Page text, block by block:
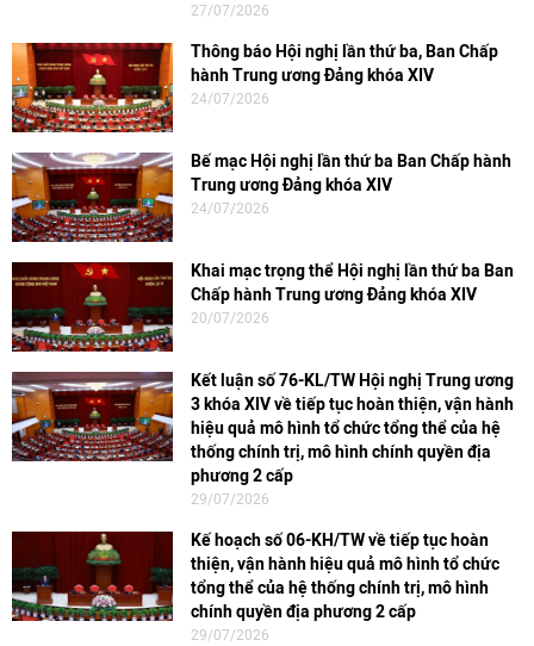
27/07/2026
Thông báo Hội nghị lần thứ ba, Ban Chấp
hành Trung ương Đảng khóa XIV
24/07/2026
Bế mạc Hội nghị lần thứ ba Ban Chấp hành
Trung ương Đảng khóa XIV
24/07/2026
Khai mạc trọng thể Hội nghị lần thứ ba Ban
Chấp hành Trung ương Đảng khóa XIV
20/07/2026
Kết luận số 76-KL/TW Hội nghị Trung ương
3 khóa XIV về tiếp tục hoàn thiện, vận hành
hiệu quả mô hình tổ chức tổng thể của hệ
thống chính trị, mô hình chính quyền địa
phương 2 cấp
29/07/2026
Kế hoạch số 06-KH/TW về tiếp tục hoàn
thiện, vận hành hiệu quả mô hình tổ chức
tổng thể của hệ thống chính trị, mô hình
chính quyền địa phương 2 cấp
29/07/2026